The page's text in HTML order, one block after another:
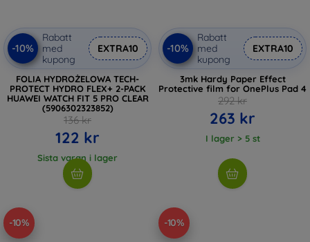
-10%
Rabatt
med
kupong
EXTRA10
FOLIA HYDROŻELOWA TECH-
PROTECT HYDRO FLEX+ 2-PACK
HUAWEI WATCH FIT 5 PRO CLEAR
(5906302323852)
136 kr
122 kr
Sista varan i lager
-10%
Rabatt
med
kupong
EXTRA10
3mk Hardy Paper Effect
Protective film for OnePlus Pad 4
292 kr
263 kr
I lager > 5 st
-10% -10%